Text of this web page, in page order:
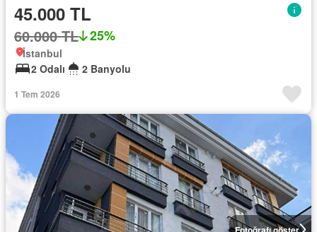
45.000 TL
60.000 TL 25%
İstanbul
2 Odalı
2 Banyolu
1 Tem 2026